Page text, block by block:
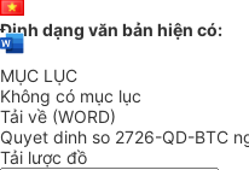
Định dạng văn bản hiện có:
MỤC LỤC
Không có mục lục
Tải về (WORD)
Quyet dinh so 2726-QD-BTC
Tải lược đồ